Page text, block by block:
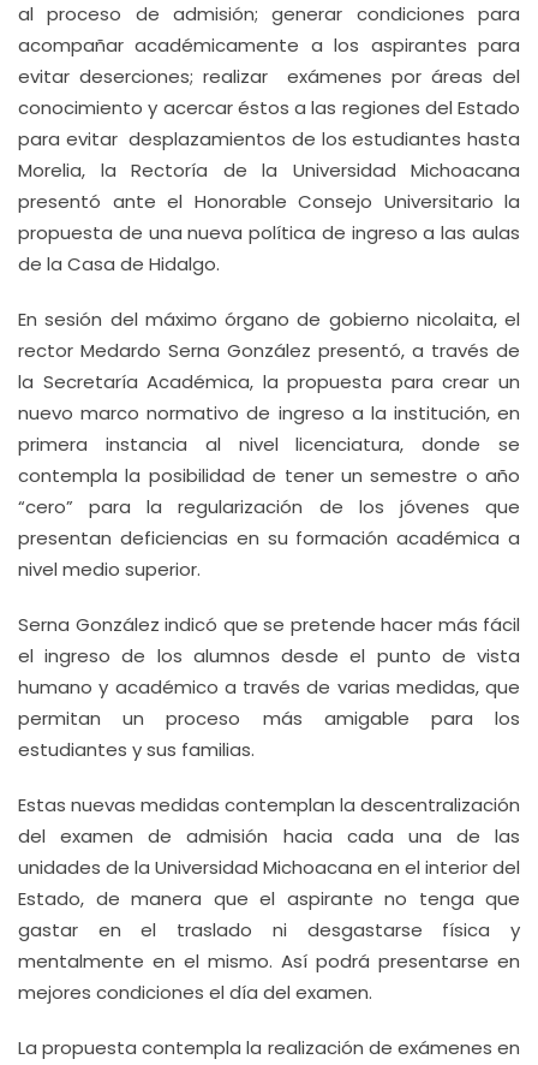
al proceso de admisión; generar condiciones para
acompañar académicamente a los aspirantes para
evitar deserciones; realizar exámenes por áreas del
conocimiento y acercar éstos a las regiones del Estado
para evitar desplazamientos de los estudiantes hasta
Morelia, la Rectoría de la Universidad Michoacana
presentó ante el Honorable Consejo Universitario la
propuesta de una nueva política de ingreso a las aulas
de la Casa de Hidalgo.
En sesión del máximo órgano de gobierno nicolaita, el
rector Medardo Serna González presentó, a través de
la Secretaría Académica, la propuesta para crear un
nuevo marco normativo de ingreso a la institución, en
primera instancia al nivel licenciatura, donde se
contempla la posibilidad de tener un semestre o año
“cero” para la regularización de los jóvenes que
presentan deficiencias en su formación académica a
nivel medio superior.
Serna González indicó que se pretende hacer más fácil
el ingreso de los alumnos desde el punto de vista
humano y académico a través de varias medidas, que
permitan un proceso más amigable para los
estudiantes y sus familias.
Estas nuevas medidas contemplan la descentralización
del examen de admisión hacia cada una de las
unidades de la Universidad Michoacana en el interior del
Estado, de manera que el aspirante no tenga que
gastar en el traslado ni desgastarse física y
mentalmente en el mismo. Así podrá presentarse en
mejores condiciones el día del examen.
La propuesta contempla la realización de exámenes en